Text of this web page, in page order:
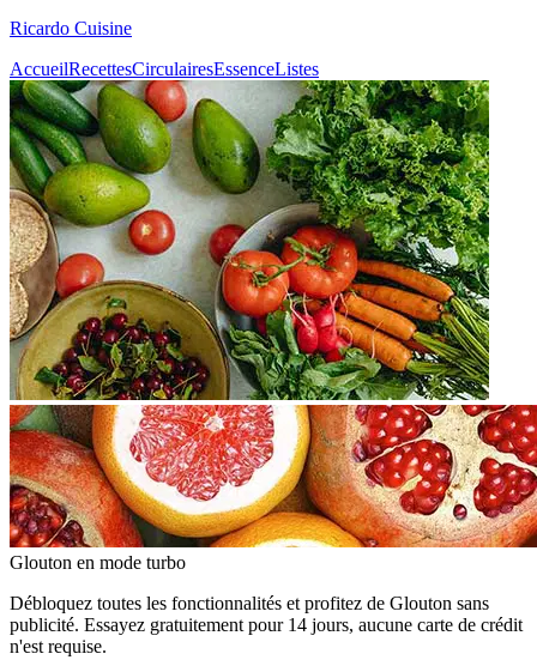
Ricardo Cuisine
AccueilRecettesCirculairesEssenceListes
Glouton en mode turbo
Débloquez toutes les fonctionnalités et profitez de Glouton sans
publicité. Essayez gratuitement pour 14 jours, aucune carte de crédit
n'est requise.